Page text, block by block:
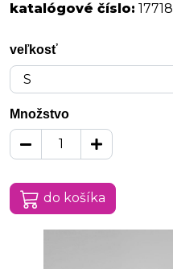
katalógové číslo: 17718
veľkosť
Množstvo
do košíka